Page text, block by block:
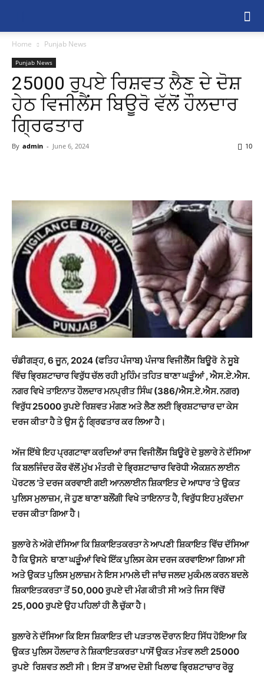
Home Punjab News
Punjab News
25000 ਰੁਪਏ ਰਿਸ਼ਵਤ ਲੈਣ ਦੇ ਦੋਸ਼
ਹੇਠ ਵਿਜੀਲੈਂਸ ਬਿਊਰੋ ਵੱਲੋਂ ਹੌਲਦਾਰ
ਗ੍ਰਿਫਤਾਰ
By admin - June 6, 2024 10
ਚੰਡੀਗੜ੍ਹ, 6 ਜੂਨ, 2024 (ਫਤਿਹ ਪੰਜਾਬ) ਪੰਜਾਬ ਵਿਜੀਲੈਂਸ ਬਿਊਰੋ ਨੇ ਸੂਬੇ
ਵਿੱਚ ਭ੍ਰਿਸ਼ਟਾਚਾਰ ਵਿਰੁੱਧ ਚੱਲ ਰਹੀ ਮੁਹਿੰਮ ਤਹਿਤ ਥਾਣਾ ਘੜੂੰਆਂ , ਐਸ.ਏ.ਐਸ.
ਨਗਰ ਵਿਖੇ ਤਾਇਨਾਤ ਹੌਲਦਾਰ ਮਨਪ੍ਰੀਤ ਸਿੰਘ (386/ਐਸ.ਏ.ਐਸ. ਨਗਰ)
ਵਿਰੁੱਧ 25000 ਰੁਪਏ ਰਿਸ਼ਵਤ ਮੰਗਣ ਅਤੇ ਲੈਣ ਲਈ ਭ੍ਰਿਸ਼ਟਾਚਾਰ ਦਾ ਕੇਸ
ਦਰਜ ਕੀਤਾ ਹੈ ਤੇ ਉਸ ਨੂੰ ਗ੍ਰਿਫਤਾਰ ਕਰ ਲਿਆ ਹੈ।
ਅੱਜ ਇੱਥੇ ਇਹ ਪ੍ਰਗਟਾਵਾ ਕਰਦਿਆਂ ਰਾਜ ਵਿਜੀਲੈਂਸ ਬਿਊਰੋ ਦੇ ਬੁਲਾਰੇ ਨੇ ਦੱਸਿਆ
ਕਿ ਬਲਜਿੰਦਰ ਕੌਰ ਵੱਲੋਂ ਮੁੱਖ ਮੰਤਰੀ ਦੇ ਭ੍ਰਿਸ਼ਟਾਚਾਰ ਵਿਰੋਧੀ ਐਕਸ਼ਨ ਲਾਈਨ
ਪੋਰਟਲ ’ਤੇ ਦਰਜ ਕਰਵਾਈ ਗਈ ਆਨਲਾਈਨ ਸ਼ਿਕਾਇਤ ਦੇ ਆਧਾਰ ’ਤੇ ਉਕਤ
ਪੁਲਿਸ ਮੁਲਾਜ਼ਮ, ਜੋ ਹੁਣ ਥਾਣਾ ਬਲੌਂਗੀ ਵਿਖੇ ਤਾਇਨਾਤ ਹੈ, ਵਿਰੁੱਧ ਇਹ ਮੁਕੱਦਮਾ
ਦਰਜ ਕੀਤਾ ਗਿਆ ਹੈ।
ਬੁਲਾਰੇ ਨੇ ਅੱਗੇ ਦੱਸਿਆ ਕਿ ਸ਼ਿਕਾਇਤਕਰਤਾ ਨੇ ਆਪਣੀ ਸ਼ਿਕਾਇਤ ਵਿੱਚ ਦੱਸਿਆ
ਹੈ ਕਿ ਉਸਨੇ ਥਾਣਾ ਘੜੂੰਆਂ ਵਿਖੇ ਇੱਕ ਪੁਲਿਸ ਕੇਸ ਦਰਜ ਕਰਵਾਇਆ ਗਿਆ ਸੀ
ਅਤੇ ਉਕਤ ਪੁਲਿਸ ਮੁਲਾਜ਼ਮ ਨੇ ਇਸ ਮਾਮਲੇ ਦੀ ਜਾਂਚ ਜਲਦ ਮੁਕੰਮਲ ਕਰਨ ਬਦਲੇ
ਸ਼ਿਕਾਇਤਕਰਤਾ ਤੋਂ 50,000 ਰੁਪਏ ਦੀ ਮੰਗ ਕੀਤੀ ਸੀ ਅਤੇ ਜਿਸ ਵਿੱਚੋਂ
25,000 ਰੁਪਏ ਉਹ ਪਹਿਲਾਂ ਹੀ ਲੈ ਚੁੱਕਾ ਹੈ।
ਬੁਲਾਰੇ ਨੇ ਦੱਸਿਆ ਕਿ ਇਸ ਸ਼ਿਕਾਇਤ ਦੀ ਪੜਤਾਲ ਦੌਰਾਨ ਇਹ ਸਿੱਧ ਹੋਇਆ ਕਿ
ਉਕਤ ਪੁਲਿਸ ਹੌਲਦਾਰ ਨੇ ਸ਼ਿਕਾਇਤਕਰਤਾ ਪਾਸੋਂ ਉਕਤ ਮੰਤਵ ਲਈ 25000
ਰੁਪਏ ਰਿਸ਼ਵਤ ਲਈ ਸੀ। ਇਸ ਤੋਂ ਬਾਅਦ ਦੋਸ਼ੀ ਖਿਲਾਫ ਭ੍ਰਿਸ਼ਟਾਚਾਰ ਰੋਕੂ